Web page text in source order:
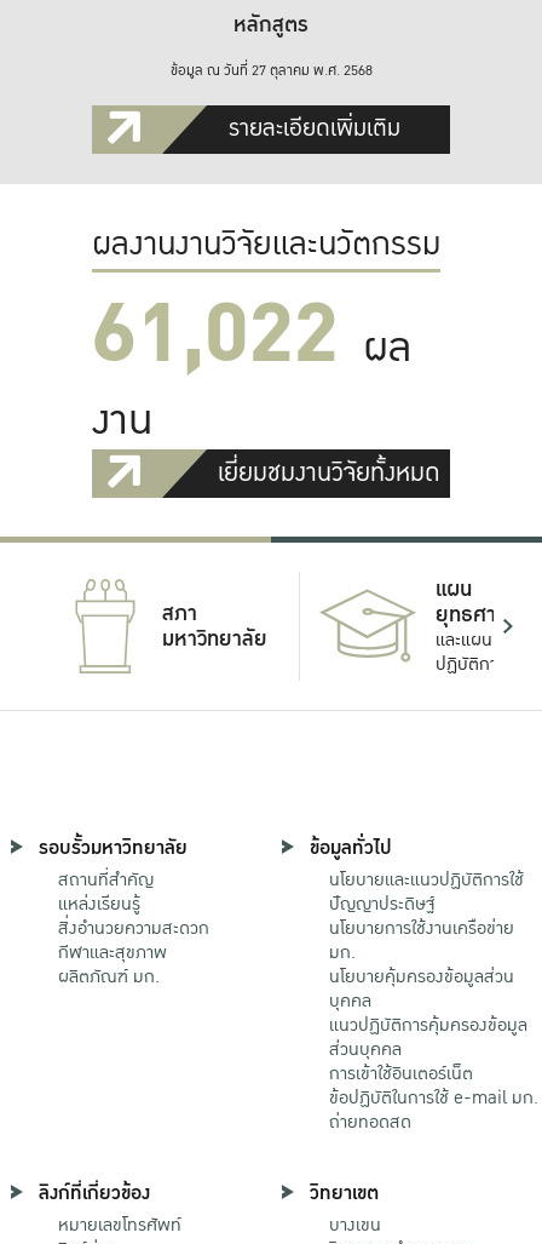
หลักสูตร
ข้อมูล ณ วันที่ 27 ตุลาคม พ.ศ. 2568
รายละเอียดเพิ่มเติม
ผลงานงานวิจัยและนวัตกรรม
61,022 ผล
งาน
เยี่ยมชมงานวิจัยทั้งหมด
สภา
มหาวิทยาลัย
แผน
ยุทธศาสตร์
และแผน
ปฏิบัติการ
รอบรั้วมหาวิทยาลัย
สถานที่สำคัญ
แหล่งเรียนรู้
สิ่งอำนวยความสะดวก
กีฬาและสุขภาพ
ผลิตภัณฑ์ มก.
ข้อมูลทั่วไป
นโยบายและแนวปฏิบัติการใช้
ปัญญาประดิษฐ์
นโยบายการใช้งานเครือข่าย
มก.
นโยบายคุ้มครองข้อมูลส่วน
บุคคล
แนวปฏิบัติการคุ้มครองข้อมูล
ส่วนบุคคล
การเข้าใช้อินเตอร์เน็ต
ข้อปฏิบัติในการใช้ e-mail มก.
ถ่ายทอดสด
ลิงก์ที่เกี่ยวข้อง
หมายเลขโทรศัพท์
วิทยาเขต
บางเขน